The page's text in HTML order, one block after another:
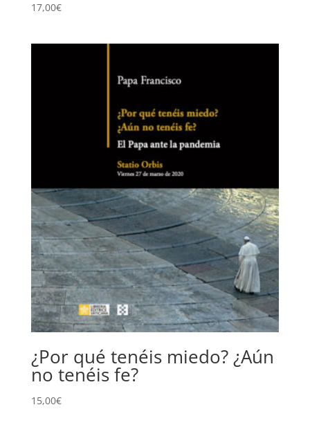
17,00€
¿Por qué tenéis miedo? ¿Aún
no tenéis fe?
15,00€